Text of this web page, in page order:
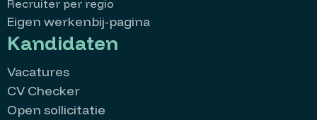
Recruiter per regio
Eigen werkenbij-pagina
Kandidaten
Vacatures
CV Checker
Open sollicitatie